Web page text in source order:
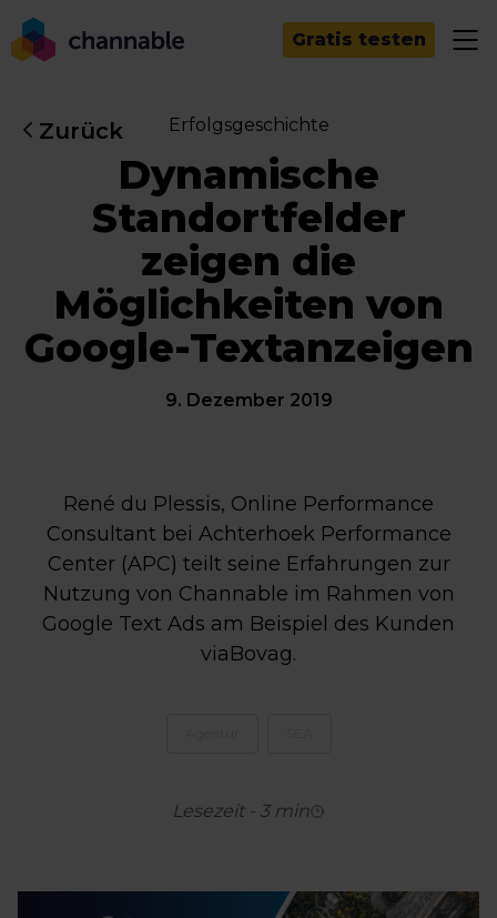
Gratis testen
Zurück Erfolgsgeschichte
Dynamische
Standortfelder
zeigen die
Möglichkeiten von
Google-Textanzeigen
9. Dezember 2019
René du Plessis, Online Performance
Consultant bei Achterhoek Performance
Center (APC) teilt seine Erfahrungen zur
Nutzung von Channable im Rahmen von
Google Text Ads am Beispiel des Kunden
viaBovag.
Lesezeit - 3min